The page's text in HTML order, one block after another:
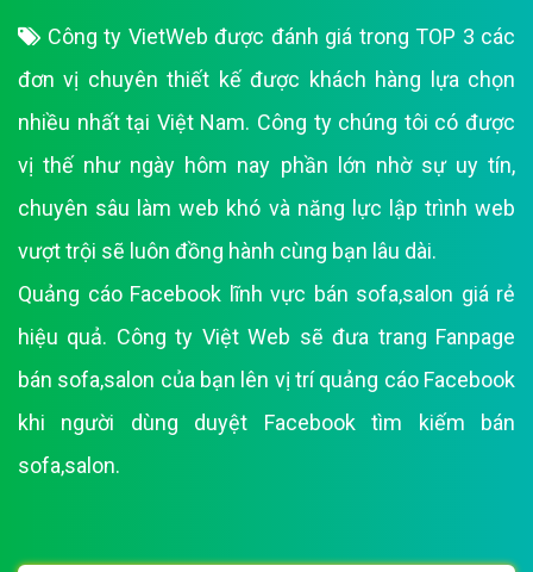
Công ty VietWeb được đánh giá trong TOP 3 các
đơn vị chuyên thiết kế được khách hàng lựa chọn
nhiều nhất tại Việt Nam. Công ty chúng tôi có được
vị thế như ngày hôm nay phần lớn nhờ sự uy tín,
chuyên sâu làm web khó và năng lực lập trình web
vượt trội sẽ luôn đồng hành cùng bạn lâu dài.
Quảng cáo Facebook lĩnh vực bán sofa,salon giá rẻ
hiệu quả. Công ty Việt Web sẽ đưa trang Fanpage
bán sofa,salon của bạn lên vị trí quảng cáo Facebook
khi người dùng duyệt Facebook tìm kiếm bán
sofa,salon.